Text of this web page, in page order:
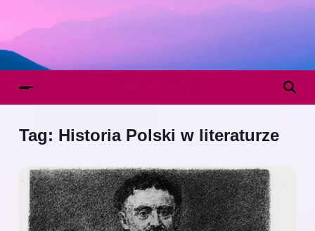
Tag: Historia Polski w literaturze